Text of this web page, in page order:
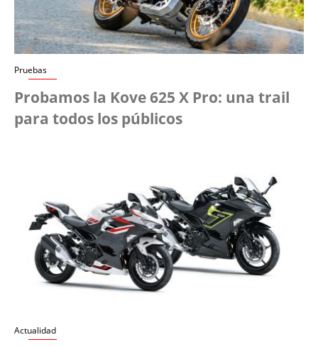
Pruebas
Probamos la Kove 625 X Pro: una trail
para todos los públicos
Actualidad